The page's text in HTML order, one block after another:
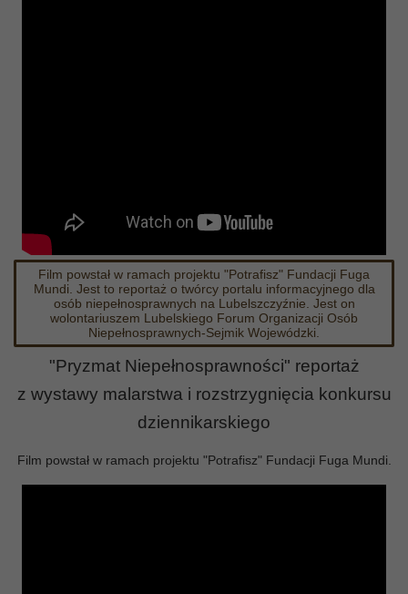
Film powstał w ramach projektu "Potrafisz" Fundacji Fuga
Mundi. Jest to reportaż o twórcy portalu informacyjnego dla
osób niepełnosprawnych na Lubelszczyźnie. Jest on
wolontariuszem Lubelskiego Forum Organizacji Osób
Niepełnosprawnych-Sejmik Wojewódzki.
"Pryzmat Niepełnosprawności" reportaż
z wystawy malarstwa i rozstrzygnięcia konkursu
dziennikarskiego
Film powstał w ramach projektu "Potrafisz" Fundacji Fuga Mundi.